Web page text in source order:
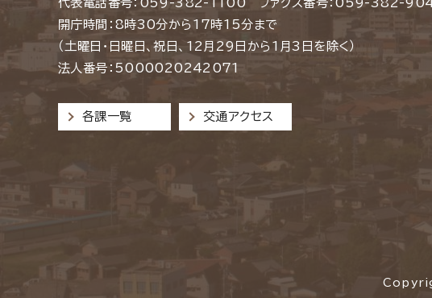
代表電話番号：059-382-1100 ファクス番号：059-382-
開庁時間：8時30分から17時15分まで
（土曜日・日曜日、祝日、12月29日から1月3日を除く）
法人番号：5000020242071
各課一覧 交通アクセス